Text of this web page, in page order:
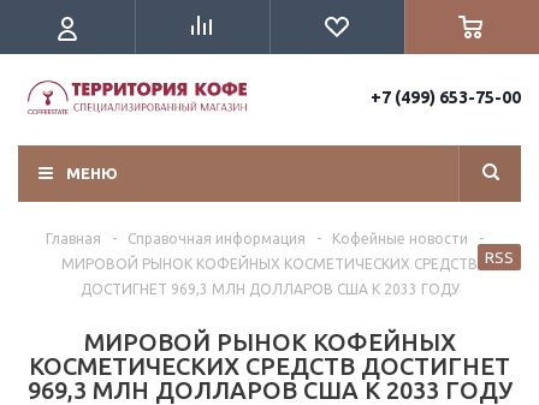
+7 (499) 653-75-00
МЕНЮ
Главная - Справочная информация - Кофейные новости
-
МИРОВОЙ РЫНОК КОФЕЙНЫХ КОСМЕТИЧЕСКИХ СРЕДСТВ
ДОСТИГНЕТ 969,3 МЛН ДОЛЛАРОВ США К 2033 ГОДУ
МИРОВОЙ РЫНОК КОФЕЙНЫХ
КОСМЕТИЧЕСКИХ СРЕДСТВ ДОСТИГНЕТ
969,3 МЛН ДОЛЛАРОВ США К 2033 ГОДУ
RSS